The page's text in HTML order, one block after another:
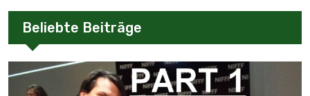
Beliebte Beiträge